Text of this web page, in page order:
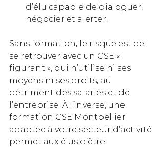
d’élu capable de dialoguer,
négocier et alerter.
Sans formation, le risque est de
se retrouver avec un CSE «
figurant », qui n’utilise ni ses
moyens ni ses droits, au
détriment des salariés et de
l’entreprise. À l’inverse, une
formation CSE Montpellier
adaptée à votre secteur d’activité
permet aux élus d’être